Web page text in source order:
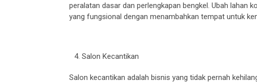
peralatan dasar dan perlengkapan bengkel. Ubah lahan
yang fungsional dengan menambahkan tempat untuk
Salon Kecantikan
Salon kecantikan adalah bisnis yang tidak pernah